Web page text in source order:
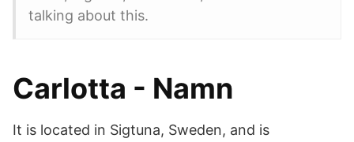
talking about this.
Carlotta - Namn
It is located in Sigtuna, Sweden, and is